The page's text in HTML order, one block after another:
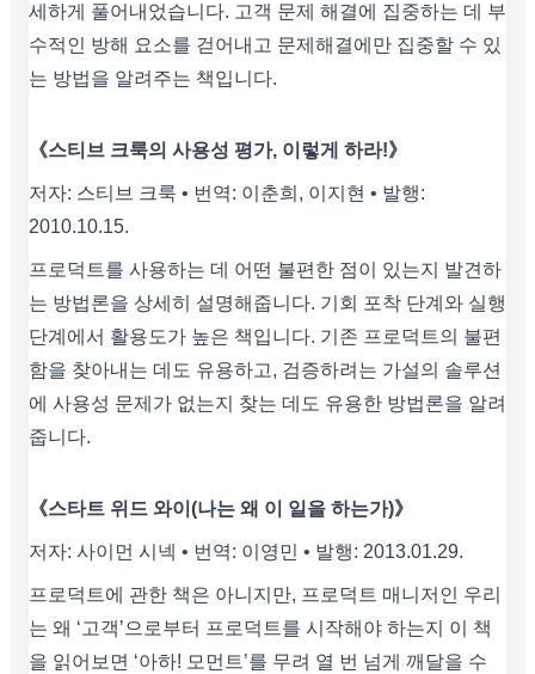
세하게 풀어내었습니다. 고객 문제 해결에 집중하는 데 부
수적인 방해 요소를 걷어내고 문제해결에만 집중할 수 있
는 방법을 알려주는 책입니다.
《스티브 크룩의 사용성 평가, 이렇게 하라!》
저자: 스티브 크룩 • 번역: 이춘희, 이지현 • 발행:
2010.10.15.
프로덕트를 사용하는 데 어떤 불편한 점이 있는지 발견하
는 방법론을 상세히 설명해줍니다. 기회 포착 단계와 실행
단계에서 활용도가 높은 책입니다. 기존 프로덕트의 불편
함을 찾아내는 데도 유용하고, 검증하려는 가설의 솔루션
에 사용성 문제가 없는지 찾는 데도 유용한 방법론을 알려
줍니다.
《스타트 위드 와이(나는 왜 이 일을 하는가)》
저자: 사이먼 시넥 • 번역: 이영민 • 발행: 2013.01.29.
프로덕트에 관한 책은 아니지만, 프로덕트 매니저인 우리
는 왜 ‘고객’으로부터 프로덕트를 시작해야 하는지 이 책
을 읽어보면 ‘아하! 모먼트’를 무려 열 번 넘게 깨달을 수